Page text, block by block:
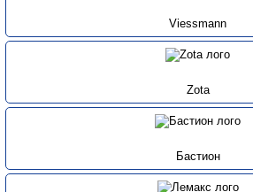
Viessmann
Zota
Бастион